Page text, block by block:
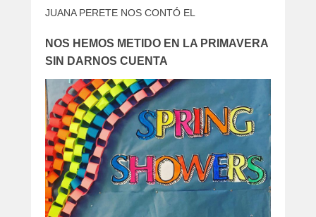
JUANA PERETE NOS CONTÓ EL
NOS HEMOS METIDO EN LA PRIMAVERA
SIN DARNOS CUENTA